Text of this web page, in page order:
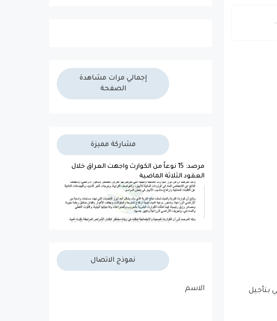
بتأجيل
إجمالي مرات مشاهدة
الصفحة
مشاركة مميزة
مرصد: 15 نوعاً من الكوارث واجهت العراق خلال
العقود الثلاثة الماضية
نموذج الاتصال
الاسم